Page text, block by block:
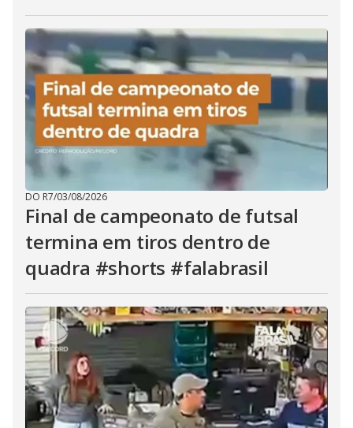
DO R7/03/08/2026
Final de campeonato de futsal
termina em tiros dentro de
quadra #shorts #falabrasil